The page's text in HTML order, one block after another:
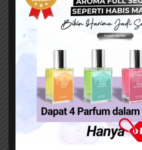
Pahami Data Apa
Akan Dihapus
Sebelum menghapus data aplikasi,
memahami data apa saja yang akan
aplikasi dapat berupa :
Cache : Data sementara yang
aplikasi untuk meningkatkan
Data : Data yang tersimpan
perangkat, seperti file, foto,
Pengaturan : Pengaturan yang